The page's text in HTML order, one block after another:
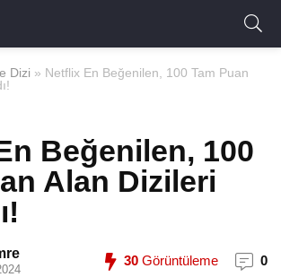
Dizi » Netflix En Beğenilen, 100 Tam Puan
Beğenilen, 100
Alan Dizileri
30 Görüntüleme 0